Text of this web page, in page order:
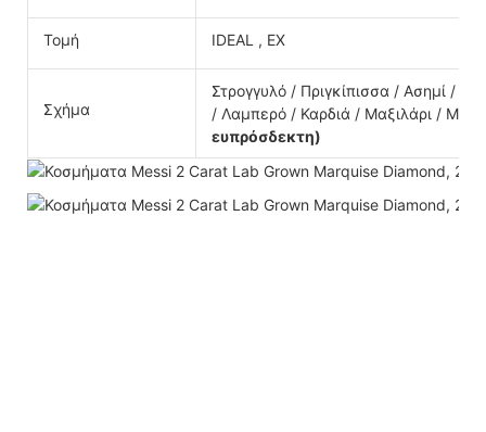
Τομή IDEAL , EX
Σχήμα
Στρογγυλό / Πριγκίπισσα / Ασημί /
/ Λαμπερό / Καρδιά / Μαξιλάρι /
ευπρόσδεκτη)